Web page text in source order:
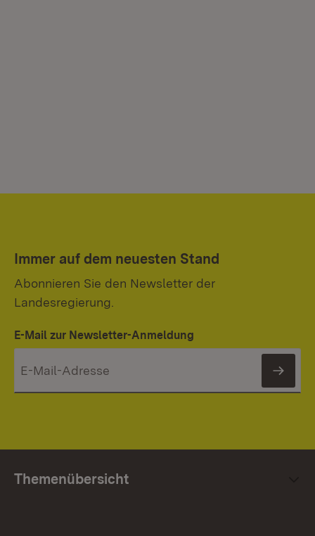
Immer auf dem neuesten Stand
Abonnieren Sie den Newsletter der
Landesregierung.
E-Mail zur Newsletter-Anmeldung
Themenübersicht